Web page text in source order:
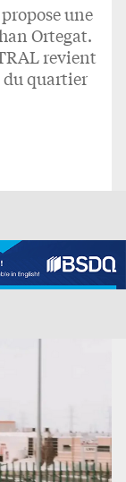
une
Ortegat.
revient
du quartier